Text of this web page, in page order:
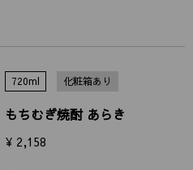
720ml 化粧箱あり
もちむぎ焼酎 あらき
¥ 2,158